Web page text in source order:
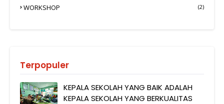
WORKSHOP (2)
Terpopuler
KEPALA SEKOLAH YANG BAIK ADALAH
KEPALA SEKOLAH YANG BERKUALITAS